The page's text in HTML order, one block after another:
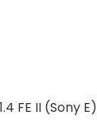
FE II (Sony E)